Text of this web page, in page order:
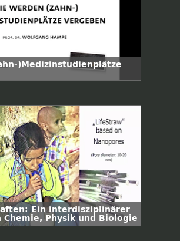
)Medizinstudienplätze
Ein interdisziplinärer
Physik und Biologie